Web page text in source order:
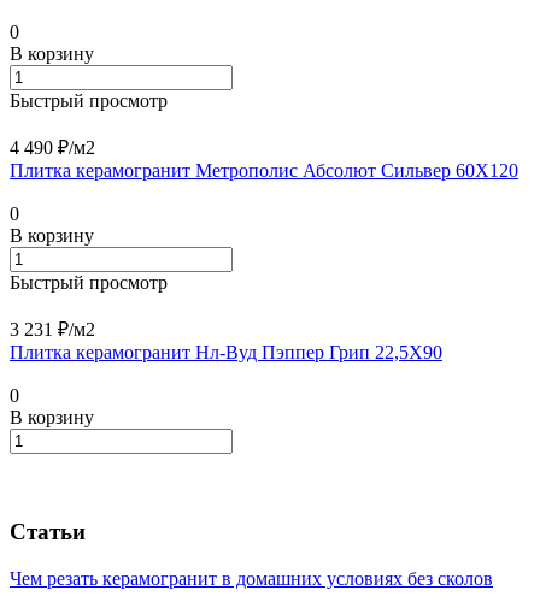
0
В корзину
Быстрый просмотр
4 490 ₽/м2
Плитка керамогранит Метрополис Абсолют Сильвер 60X120
0
В корзину
Быстрый просмотр
3 231 ₽/м2
Плитка керамогранит Нл-Вуд Пэппер Грип 22,5X90
0
В корзину
Статьи
Чем резать керамогранит в домашних условиях без сколов